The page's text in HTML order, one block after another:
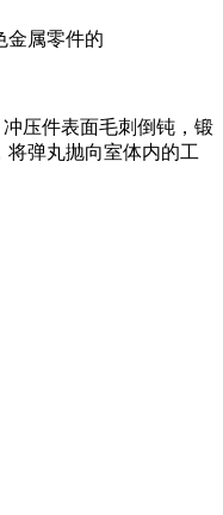
金属零件的
压件表面毛刺倒钝，锻
弹丸抛向室体内的工